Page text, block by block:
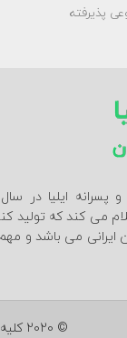
پذیرفته
می کند که تولید
ایرانی می باشد و
© 2020 کلیه حقوق محصولات و مطالب برای پوشاک ایلیا محفوظ است - طراحی و توسعه با